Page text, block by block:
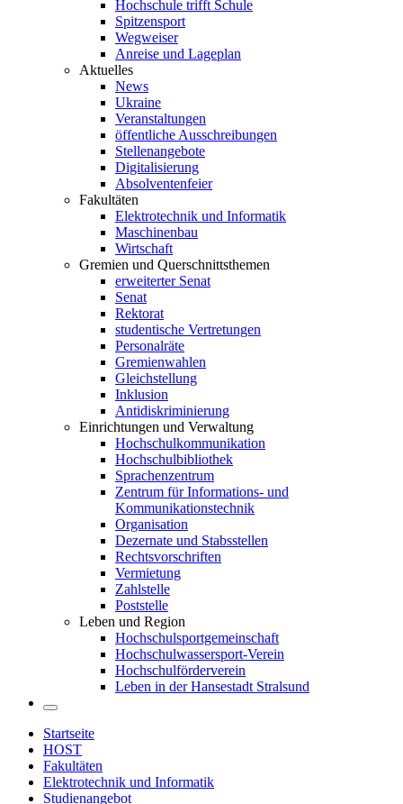
Hochschule trifft Schule
Spitzensport
Wegweiser
Anreise und Lageplan
Aktuelles
News
Ukraine
Veranstaltungen
öffentliche Ausschreibungen
Stellenangebote
Digitalisierung
Absolventenfeier
Fakultäten
Elektrotechnik und Informatik
Maschinenbau
Wirtschaft
Gremien und Querschnittsthemen
erweiterter Senat
Senat
Rektorat
studentische Vertretungen
Personalräte
Gremienwahlen
Gleichstellung
Inklusion
Antidiskriminierung
Einrichtungen und Verwaltung
Hochschulkommunikation
Hochschulbibliothek
Sprachenzentrum
Zentrum für Informations- und
Kommunikationstechnik
Organisation
Dezernate und Stabsstellen
Rechtsvorschriften
Vermietung
Zahlstelle
Poststelle
Leben und Region
Hochschulsportgemeinschaft
Hochschulwassersport-Verein
Hochschulförderverein
Leben in der Hansestadt Stralsund
Startseite
HOST
Fakultäten
Elektrotechnik und Informatik
Studienangebot